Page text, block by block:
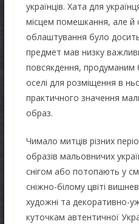
українців. Хата для
місцем помешкання, але й
облаштування було
предмет мав низку
повсякдення, продуманим
оселі для розміщення в
практичного значення
образ.
Чимало митців різних
образів мальовничих
снігом або потопають у
сніжно-білому цвіті
художні та декоративно-
куточкам автентичної